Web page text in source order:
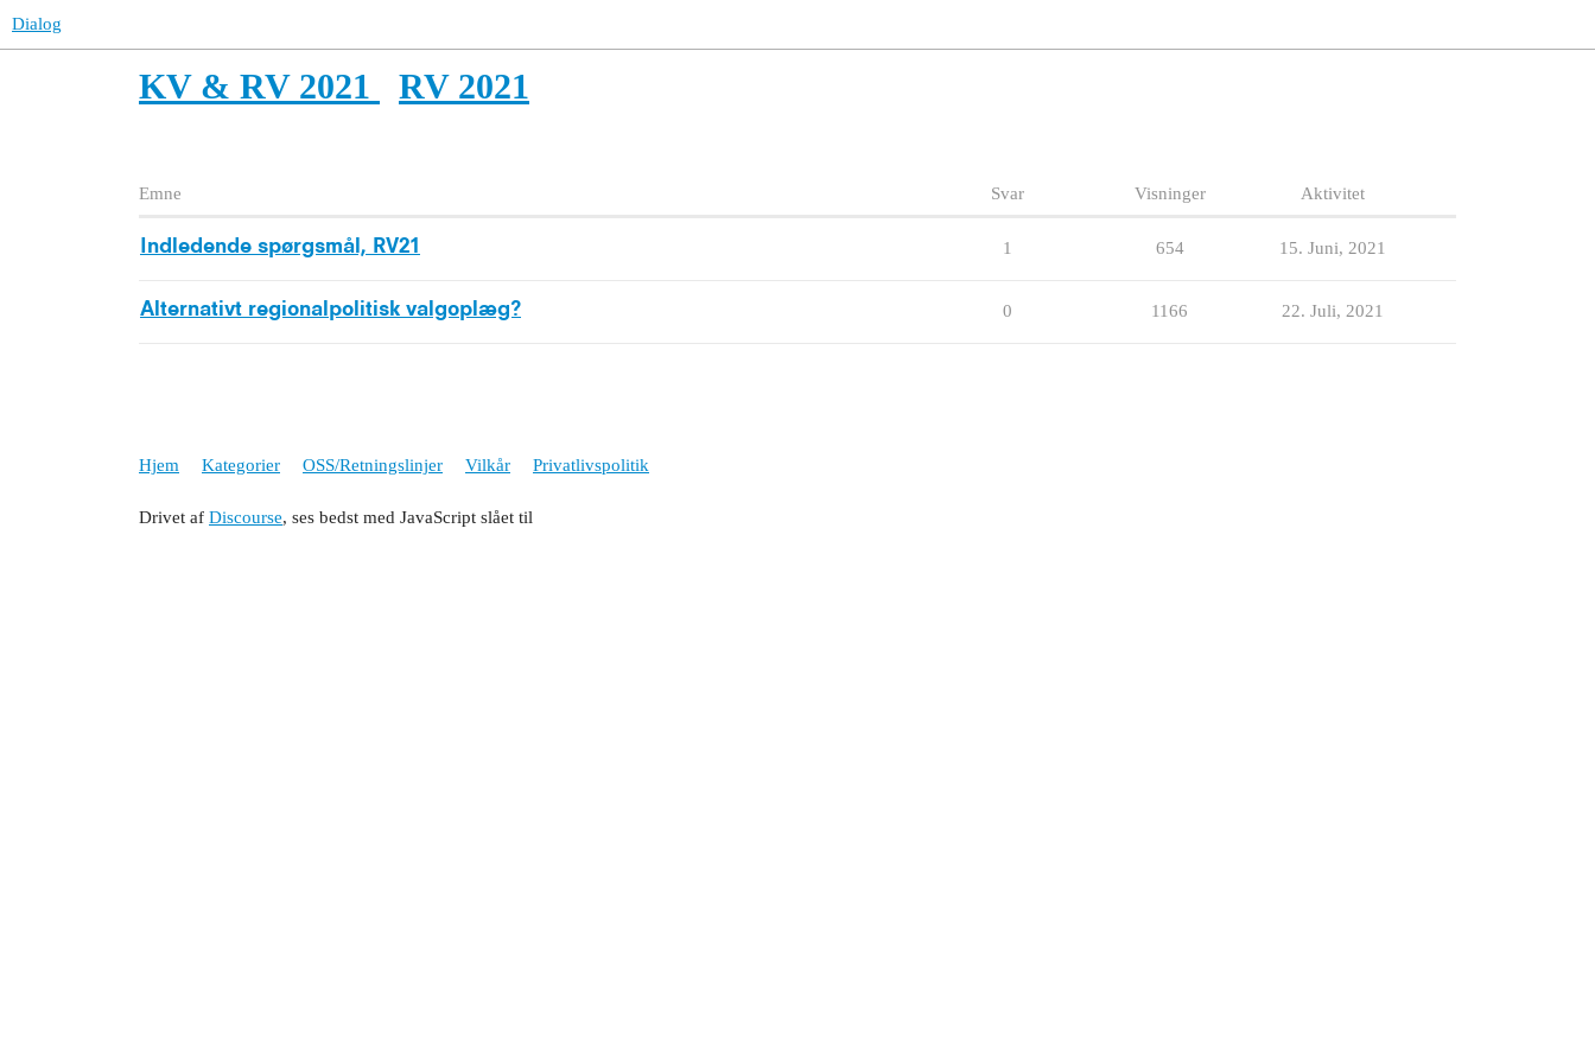
Dialog
KV & RV 2021 RV 2021
Emne Svar Visninger Aktivitet
Indledende spørgsmål, RV21 1 654 15. Juni, 2021
Alternativt regionalpolitisk valgoplæg? 0 1166 22. Juli, 2021
Hjem Kategorier OSS/Retningslinjer Vilkår Privatlivspolitik
Drivet af Discourse, ses bedst med JavaScript slået til